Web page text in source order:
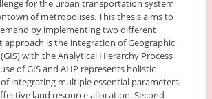
for the urban transportation system
of metropolises. This thesis aims to
by implementing two different
approach is the integration of Geographic
with the Analytical Hierarchy Process
of GIS and AHP represents holistic
integrating multiple essential parameters
land resource allocation. Second